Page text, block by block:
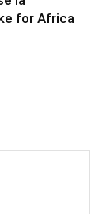
for Africa